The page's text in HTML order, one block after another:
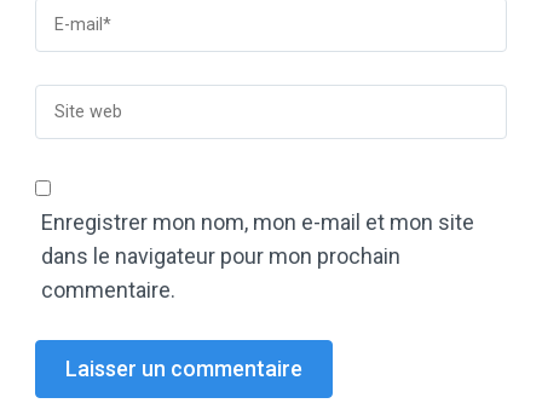
Enregistrer mon nom, mon e-mail et mon site
dans le navigateur pour mon prochain
commentaire.